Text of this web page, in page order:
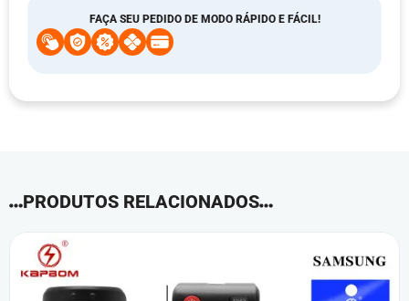
FAÇA SEU PEDIDO DE MODO RÁPIDO E FÁCIL!
PRODUTOS RELACIONADOS